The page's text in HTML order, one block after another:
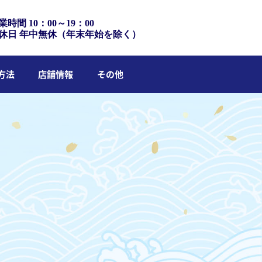
時間 10：00～19：00
日 年中無休（年末年始を除く）
法 店舗情報 その他